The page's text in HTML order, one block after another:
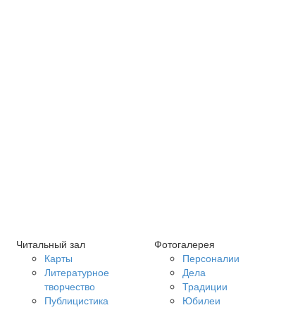
Читальный зал
Карты
Литературное
творчество
Публицистика
Фотогалерея
Персоналии
Дела
Традиции
Юбилеи